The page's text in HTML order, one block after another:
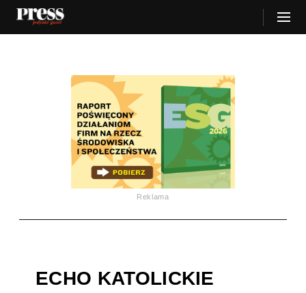
Reklama
ECHO KATOLICKIE